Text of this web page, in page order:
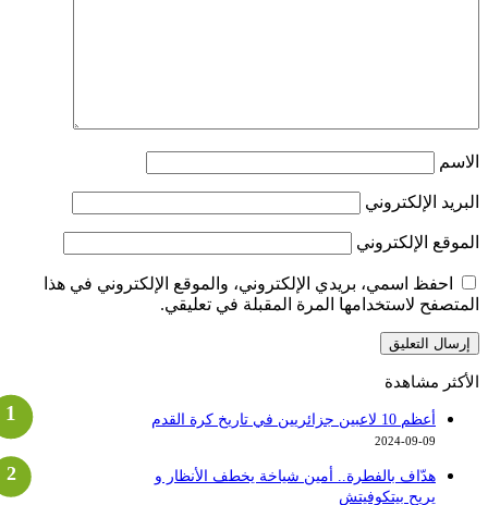
الإلكتروني
الإلكتروني
احفظ اسمي، بريدي الإلكتروني، والموقع الإلكتروني في هذا
لاستخدامها المرة المقبلة في تعليقي.
مشاهدة
أعظم 10 لاعبين جزائريين في تاريخ كرة القدم
2024-09-09
هدّاف بالفطرة.. أمين شياخة يخطف الأنظار و
يريح بيتكوفيتش